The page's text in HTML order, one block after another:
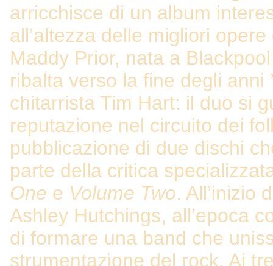
arricchisce di un album
all’altezza delle migliori
Maddy Prior, nata a
ribalta verso la fine degli anni
chitarrista Tim Hart: il duo si
reputazione nel circuito dei
pubblicazione di due dischi
parte della critica
One e Volume Two. All’inizio
Ashley Hutchings, all’epoca
di formare una band che
strumentazione del rock. Ai